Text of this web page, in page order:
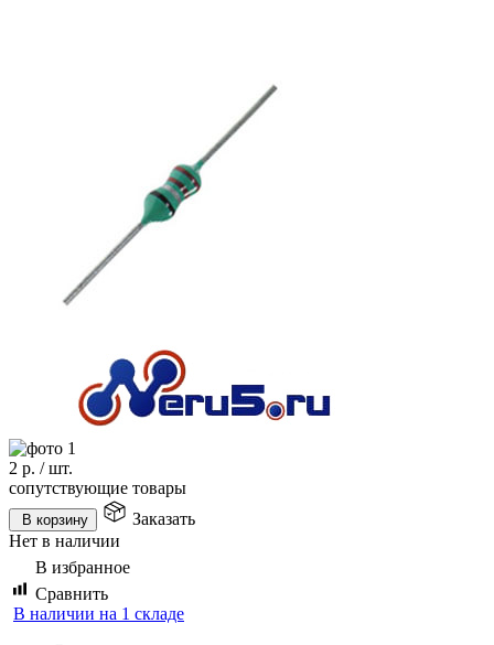
2 р. /шт.
сопутствующие товары
В корзину
Заказать
Нет в наличии
В избранное
Сравнить
В наличии на 1 складе